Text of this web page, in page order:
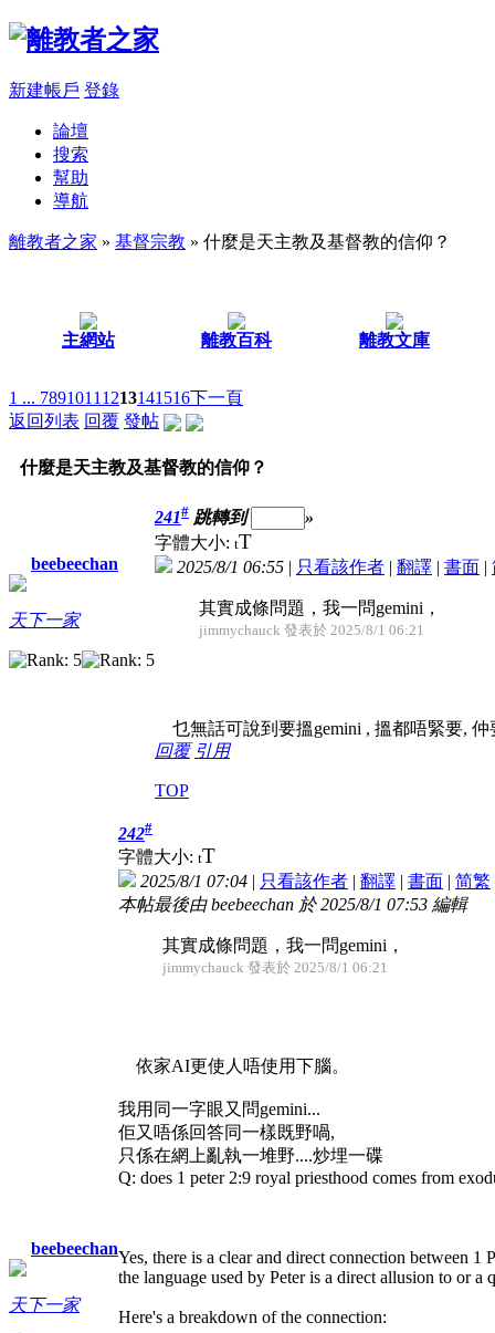
新建帳戶 登錄
論壇
搜索
幫助
導航
離教者之家 » 基督宗教 » 什麼是天主教及基督教的信仰？
主網站 離教百科 離教文庫
1 ... 7891011 1213141516下一頁
返回列表 回覆 發帖
什麼是天主教及基督教的信仰？
beebeechan
天下一家
241# 跳轉到
»
字體大小: tT
2025/8/1 06:55 | 只看該作者 | 翻譯 | 書面 |
其實成條問題，我一問gemini，
jimmychauck 發表於 2025/8/1 06:21
乜無話可說到要搵gemini , 搵都唔緊要,
回覆 引用
TOP
beebeechan
天下一家
242#
字體大小: tT
2025/8/1 07:04 | 只看該作者 | 翻譯 | 書面 | 简繁
本帖最後由 beebeechan 於 2025/8/1 07:53 編輯
其實成條問題，我一問gemini，
jimmychauck 發表於 2025/8/1 06:21
依家AI更使人唔使用下腦。
我用同一字眼又問gemini...
佢又唔係回答同一樣既野喎,
只係在網上亂執一堆野....炒埋一碟
Q: does 1 peter 2:9 royal priesthood comes from
Yes, there is a clear and direct connection between
the language used by Peter is a direct allusion to or a
Here's a breakdown of the connection: